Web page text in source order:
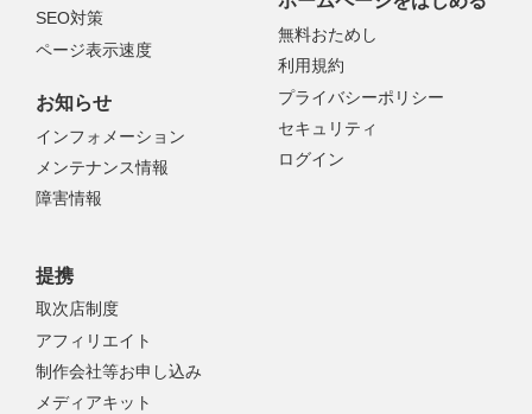
SEO対策
ページ表示速度
お知らせ
インフォメーション
メンテナンス情報
障害情報
提携
取次店制度
アフィリエイト
制作会社等お申し込み
メディアキット
無料おためし
利用規約
プライバシーポリシー
セキュリティ
ログイン